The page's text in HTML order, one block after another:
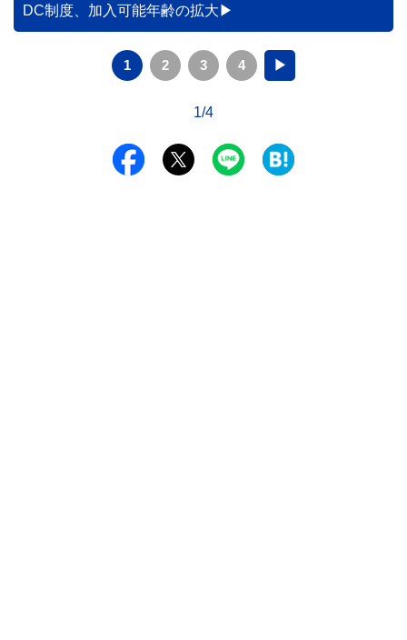
DC制度、加入可能年齢の拡大
1 2 3 4 ▶
1/4